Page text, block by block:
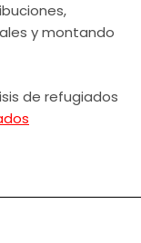
y montando
de refugiados